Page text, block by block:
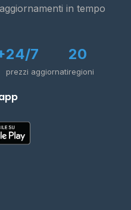
in tempo
24/7
prezzi aggiornati
20
regioni